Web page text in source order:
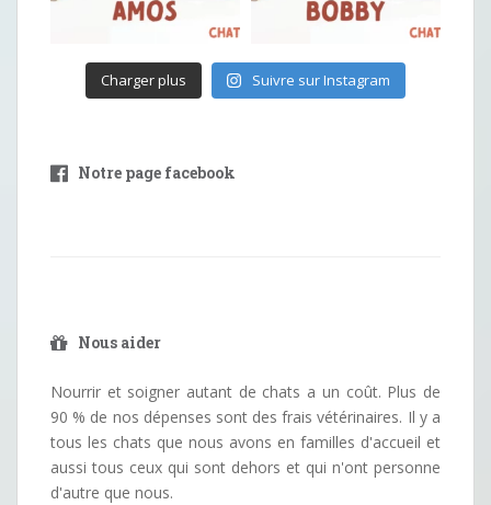
Charger plus Suivre sur Instagram
Notre page facebook
Nous aider
Nourrir et soigner autant de chats a un coût. Plus de
90 % de nos dépenses sont des frais vétérinaires. Il y a
tous les chats que nous avons en familles d'accueil et
aussi tous ceux qui sont dehors et qui n'ont personne
d'autre que nous.